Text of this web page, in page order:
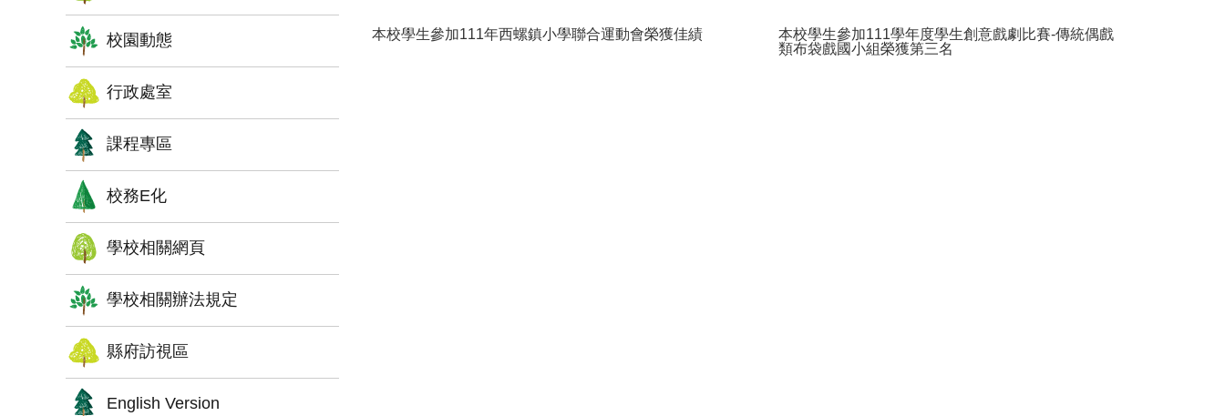
校園動態
行政處室
課程專區
校務E化
學校相關網頁
學校相關辦法規定
縣府訪視區
English Version
本校學生參加111年西螺鎮小學聯合運動會榮獲佳績
本校學生參加111學年度學生創意戲劇比賽-傳統偶戲
類布袋戲國小組榮獲第三名